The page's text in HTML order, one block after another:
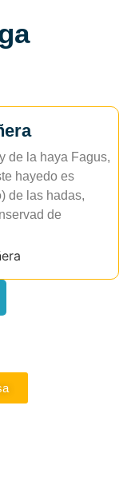
de la haya Fagus,
hayedo es
de las hadas,
de